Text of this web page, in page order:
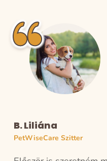
B. Liliána
PetWiseCare Szitter